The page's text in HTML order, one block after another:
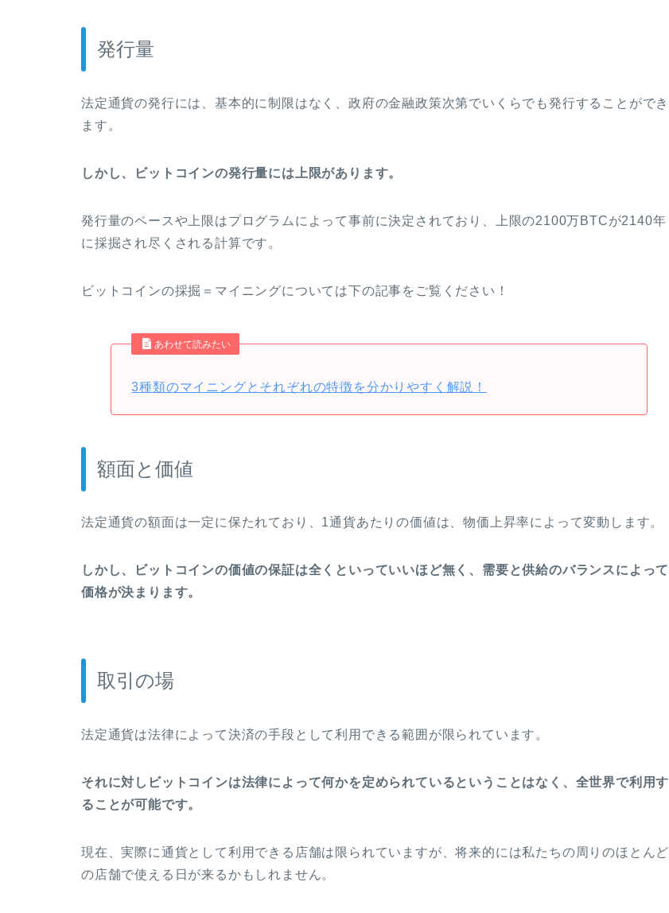
発行量
法定通貨の発行には、基本的に制限はなく、政府の金融政策次第でいくらでも発行することができ
ます。
しかし、ビットコインの発行量には上限があります。
発行量のペースや上限はプログラムによって事前に決定されており、上限の2100万BTCが2140年
に採掘され尽くされる計算です。
ビットコインの採掘＝マイニングについては下の記事をご覧ください！
あわせて読みたい
3種類のマイニングとそれぞれの特徴を分かりやすく解説！
額面と価値
法定通貨の額面は一定に保たれており、1通貨あたりの価値は、物価上昇率によって変動します。
しかし、ビットコインの価値の保証は全くといっていいほど無く、需要と供給のバランスによって
価格が決まります。
取引の場
法定通貨は法律によって決済の手段として利用できる範囲が限られています。
それに対しビットコインは法律によって何かを定められているということはなく、全世界で利用す
ることが可能です。
現在、実際に通貨として利用できる店舗は限られていますが、将来的には私たちの周りのほとんど
の店舗で使える日が来るかもしれません。